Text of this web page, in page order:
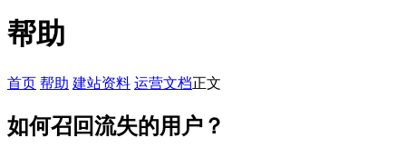
帮助
首页 帮助 建站资料 运营文档正文
如何召回流失的用户？